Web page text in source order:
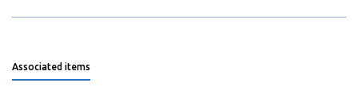
Associated items